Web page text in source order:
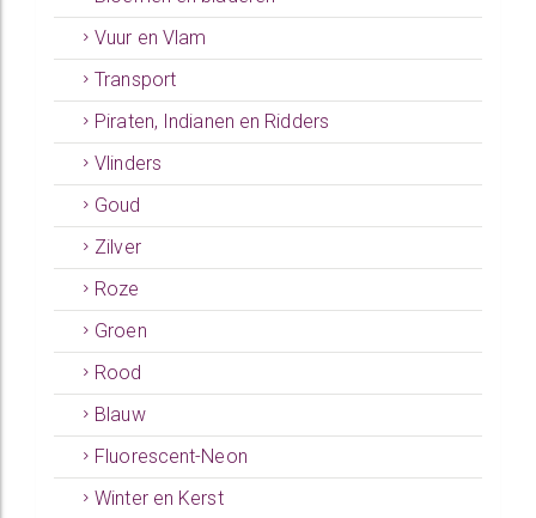
Vuur en Vlam
Transport
Piraten, Indianen en Ridders
Vlinders
Goud
Zilver
Roze
Groen
Rood
Blauw
Fluorescent-Neon
Winter en Kerst